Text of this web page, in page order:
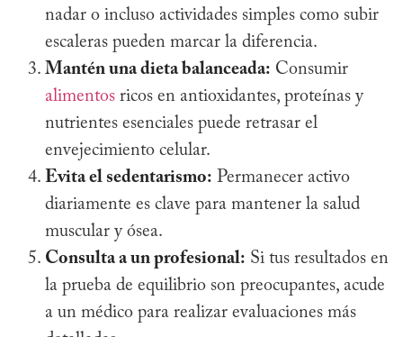
nadar o incluso actividades simples como subir
escaleras pueden marcar la diferencia.
Mantén una dieta balanceada: Consumir
alimentos ricos en antioxidantes, proteínas y
nutrientes esenciales puede retrasar el
envejecimiento celular.
Evita el sedentarismo: Permanecer activo
diariamente es clave para mantener la salud
muscular y ósea.
Consulta a un profesional: Si tus resultados en
la prueba de equilibrio son preocupantes, acude
a un médico para realizar evaluaciones más